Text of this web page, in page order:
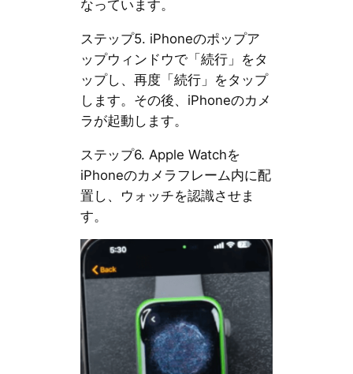
なっています。
ステップ5. iPhoneのポップア
ップウィンドウで「続行」をタ
ップし、再度「続行」をタップ
します。その後、iPhoneのカメ
ラが起動します。
ステップ6. Apple Watchを
iPhoneのカメラフレーム内に配
置し、ウォッチを認識させま
す。